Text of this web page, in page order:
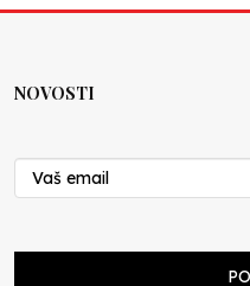
NOVOSTI